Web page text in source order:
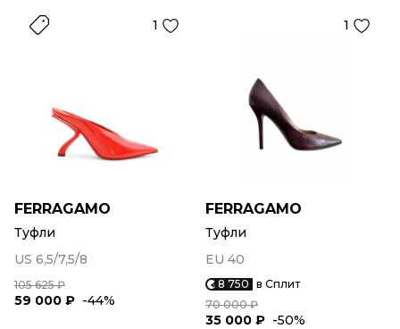
1
FERRAGAMO
Туфли
US 6,5/7,5/8
105 625 ₽
59 000 ₽ -44%
1
FERRAGAMO
Туфли
EU 40
8 750 в Сплит
70 000 ₽
35 000 ₽ -50%